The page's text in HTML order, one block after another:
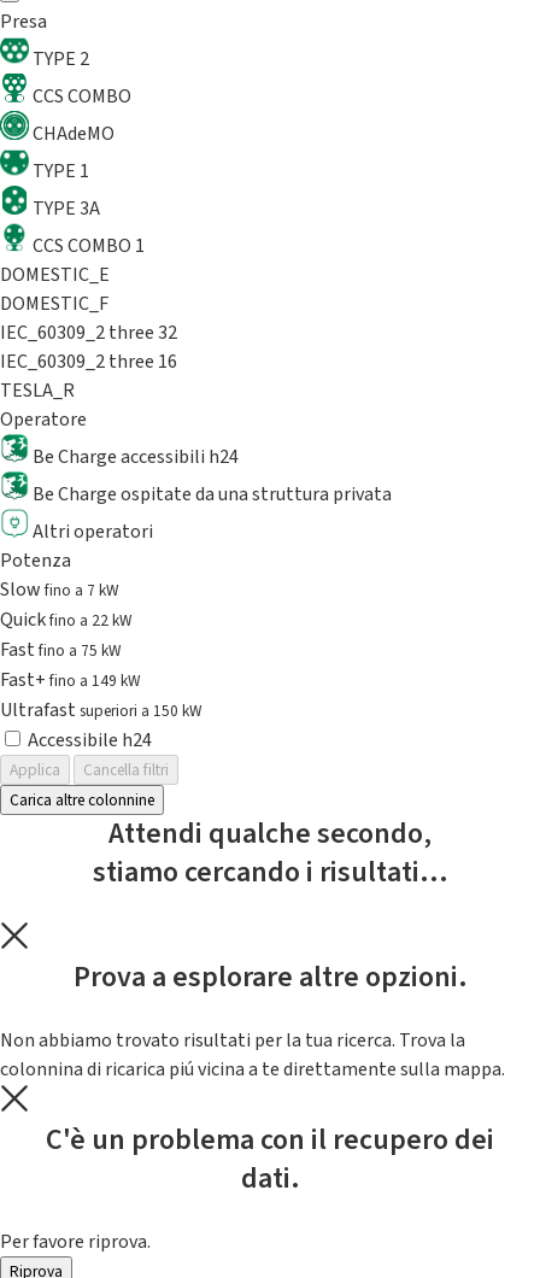
Presa
TYPE 2
CCS COMBO
CHAdeMO
TYPE 1
TYPE 3A
CCS COMBO 1
DOMESTIC_E
DOMESTIC_F
IEC_60309_2 three 32
IEC_60309_2 three 16
TESLA_R
Operatore
Be Charge accessibili h24
Be Charge ospitate da una struttura privata
Altri operatori
Potenza
Slowfino a 7 kW
Quickfino a 22 kW
Fastfino a 75 kW
Fast+fino a 149 kW
Ultrafast superiori a 150 kW
Accessibile h24
Applica
Cancella filtri
Carica altre colonnine
Attendi qualche secondo,
stiamo cercando i risultati...
Prova a esplorare altre opzioni.
Non abbiamo trovato risultati per la tua ricerca. Trova la
colonnina di ricarica piú vicina a te direttamente sulla mappa.
C'è un problema con il recupero dei
dati.
Per favore riprova.
Riprova